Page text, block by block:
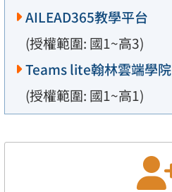
AILEAD365教學平台
(授權範圍: 國1~高3)
Teams lite翰林雲端學院
(授權範圍: 國1~高1)